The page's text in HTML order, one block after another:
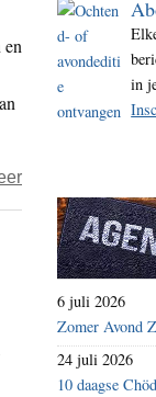
i
t
over
Machteloos
aanwezig
in
6 juli 2026
Zomer Avond
24 juli 2026
10 daagse